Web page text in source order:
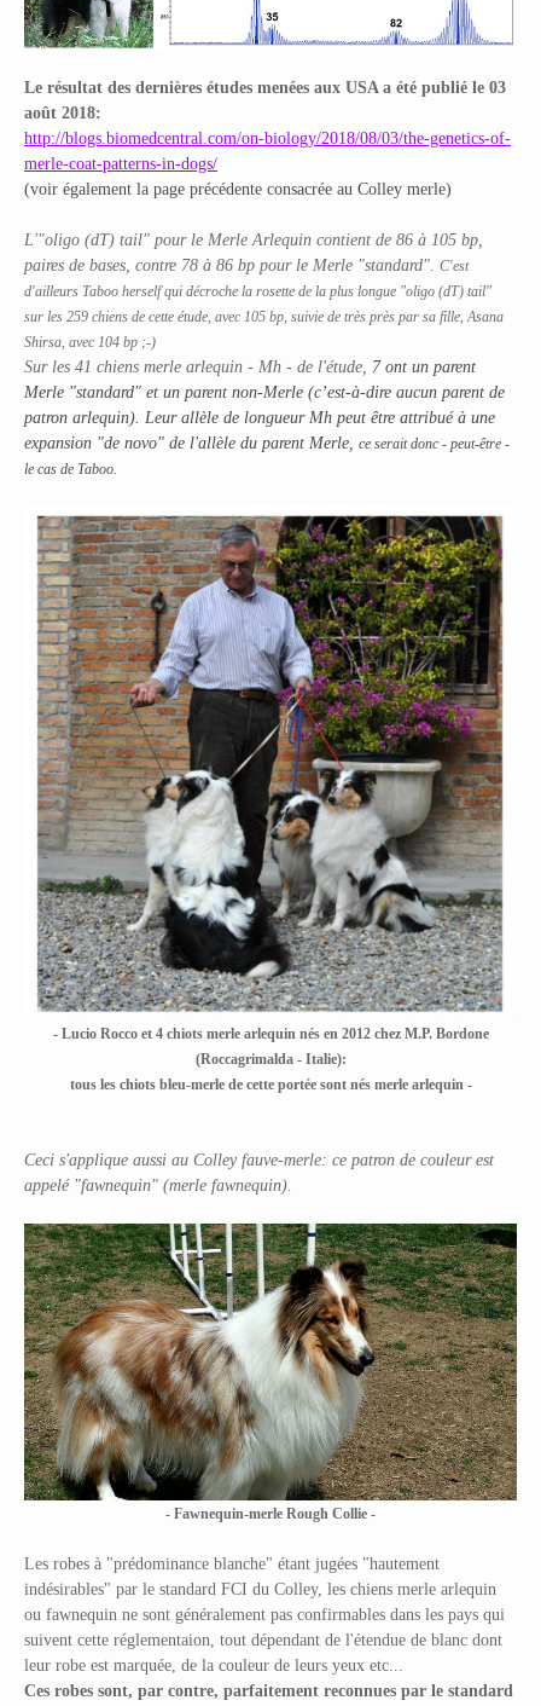
Le résultat des dernières études menées aux USA a été publié le 03
août 2018:
http://blogs.biomedcentral.com/on-biology/2018/08/03/the-genetics-of-
merle-coat-patterns-in-dogs/
(voir également la page précédente consacrée au Colley merle)
L'"oligo (dT) tail" pour le Merle Arlequin contient de 86 à 105 bp,
paires de bases, contre 78 à 86 bp pour le Merle "standard". C'est
d'ailleurs Taboo herself qui décroche la rosette de la plus longue "oligo (dT) tail"
sur les 259 chiens de cette étude, avec 105 bp, suivie de très près par sa fille, Asana
Shirsa, avec 104 bp ;-)
Sur les 41 chiens merle arlequin - Mh - de l'étude, 7 ont un parent
Merle "standard" et un parent non-Merle (c’est-à-dire aucun parent de
patron arlequin). Leur allèle de longueur Mh peut être attribué à une
expansion "de novo" de l'allèle du parent Merle, ce serait donc - peut-être -
le cas de Taboo.
- Lucio Rocco et 4 chiots merle arlequin nés en 2012 chez M.P. Bordone
(Roccagrimalda - Italie):
tous les chiots bleu-merle de cette portée sont nés merle arlequin -
Ceci s'applique aussi au Colley fauve-merle: ce patron de couleur est
appelé "fawnequin" (merle fawnequin).
- Fawnequin-merle Rough Collie -
Les robes à "prédominance blanche" étant jugées "hautement
indésirables" par le standard FCI du Colley, les chiens merle arlequin
ou fawnequin ne sont généralement pas confirmables dans les pays qui
suivent cette réglementaion, tout dépendant de l'étendue de blanc dont
leur robe est marquée, de la couleur de leurs yeux etc...
Ces robes sont, par contre, parfaitement reconnues par le standard